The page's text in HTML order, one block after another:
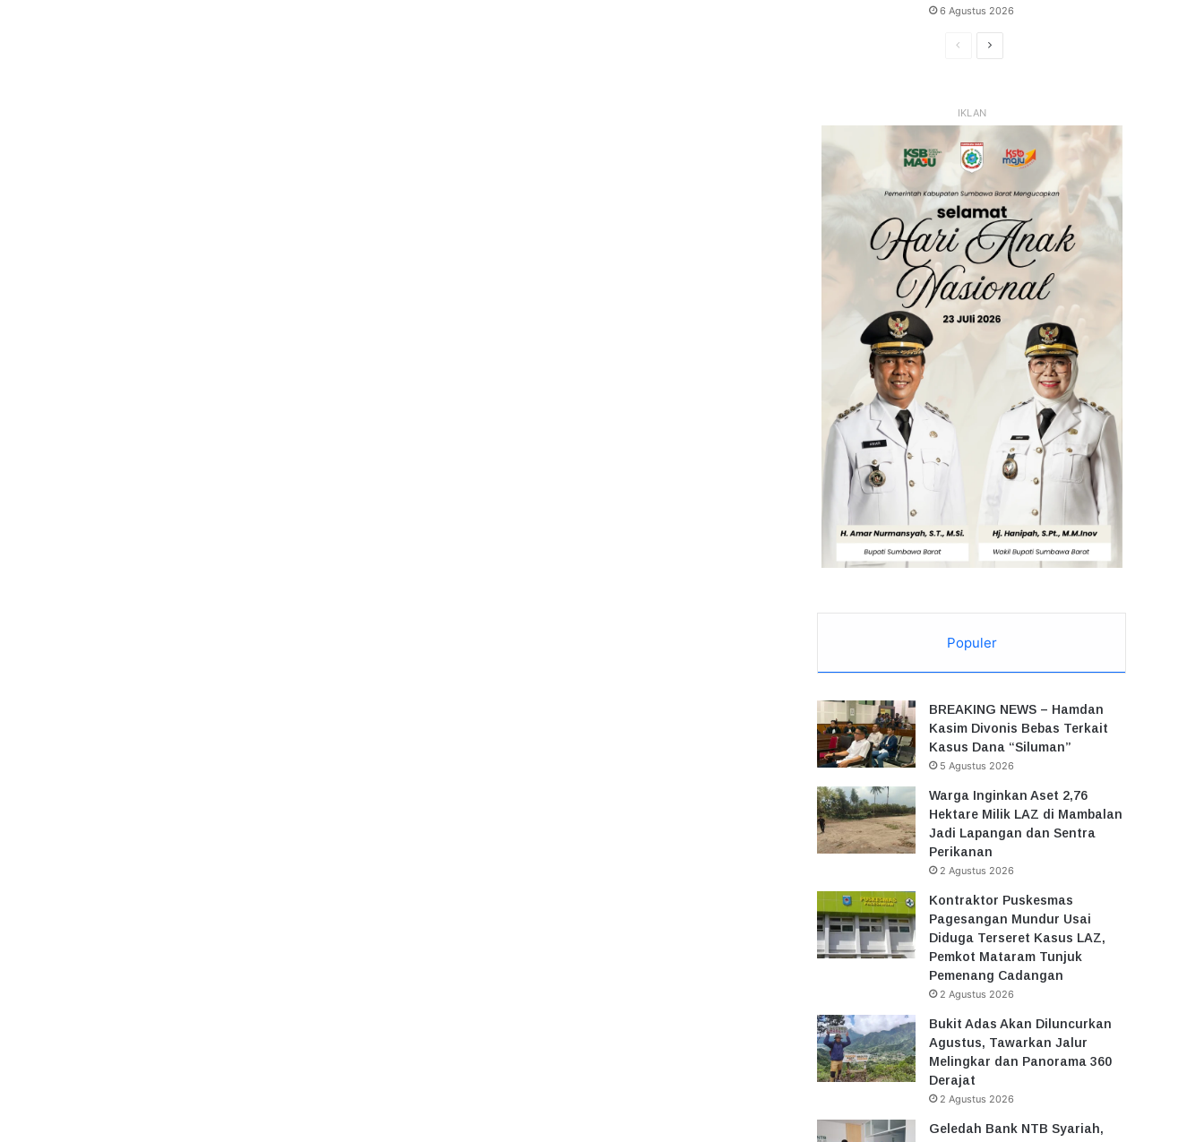
6 Agustus 2026
HalamanHalaman
IKLAN
Populer
BREAKING NEWS – Hamdan
Kasim Divonis Bebas Terkait
Kasus Dana “Siluman”
5 Agustus 2026
Warga Inginkan Aset 2,76
Hektare Milik LAZ di Mambalan
Jadi Lapangan dan Sentra
Perikanan
2 Agustus 2026
Kontraktor Puskesmas
Pagesangan Mundur Usai
Diduga Terseret Kasus LAZ,
Pemkot Mataram Tunjuk
Pemenang Cadangan
2 Agustus 2026
Bukit Adas Akan Diluncurkan
Agustus, Tawarkan Jalur
Melingkar dan Panorama 360
Derajat
2 Agustus 2026
Geledah Bank NTB Syariah,